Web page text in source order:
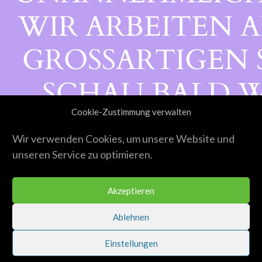
Cookie-Zustimmung verwalten
Wir verwenden Cookies, um unsere Website und
unseren Service zu optimieren.
Akzeptieren
Ablehnen
Einstellungen
WIR ARBEITEN
GROSSARTIGEN
CHAU BALD
ORBEI!